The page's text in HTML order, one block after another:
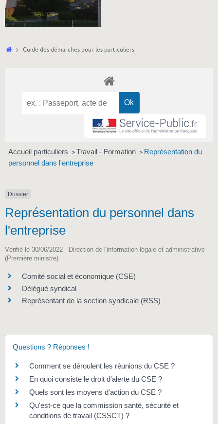
Accueil
Guide des démarches pour les particuliers
Accueil particuliers > Travail - Formation > Représentation du
personnel dans l'entreprise
Dossier
Représentation du personnel dans
l'entreprise
Vérifié le 30/06/2022 - Direction de l'information légale et administrative
(Première ministre)
Comité social et économique (CSE)
Délégué syndical
Représentant de la section syndicale (RSS)
Questions ? Réponses !
Comment se déroulent les réunions du CSE ?
En quoi consiste le droit d'alerte du CSE ?
Quels sont les moyens d'action du CSE ?
Qu'est-ce que la commission santé, sécurité et
conditions de travail (CSSCT) ?